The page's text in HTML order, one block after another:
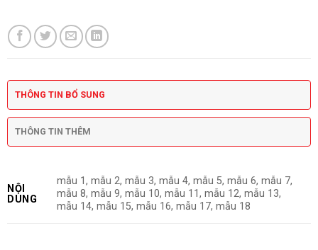
THÔNG TIN BỔ SUNG
THÔNG TIN THÊM
NỘI
DUNG
mẫu 1, mẫu 2, mẫu 3, mẫu 4, mẫu 5, mẫu 6, mẫu 7,
mẫu 8, mẫu 9, mẫu 10, mẫu 11, mẫu 12, mẫu 13,
mẫu 14, mẫu 15, mẫu 16, mẫu 17, mẫu 18